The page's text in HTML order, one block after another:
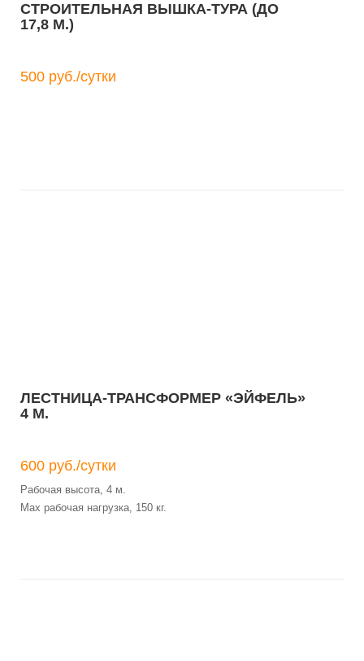
СТРОИТЕЛЬНАЯ ВЫШКА-ТУРА (ДО
17,8 М.)
500 руб./сутки
ЛЕСТНИЦА-ТРАНСФОРМЕР «ЭЙФЕЛЬ»
4 М.
600 руб./сутки
Рабочая высота, 4 м.
Max рабочая нагрузка, 150 кг.